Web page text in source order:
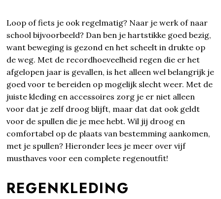
Loop of fiets je ook regelmatig? Naar je werk of naar
school bijvoorbeeld? Dan ben je hartstikke goed bezig,
want beweging is gezond en het scheelt in drukte op
de weg. Met de recordhoeveelheid regen die er het
afgelopen jaar is gevallen, is het alleen wel belangrijk je
goed voor te bereiden op mogelijk slecht weer. Met de
juiste kleding en accessoires zorg je er niet alleen
voor dat je zelf droog blijft, maar dat dat ook geldt
voor de spullen die je mee hebt. Wil jij droog en
comfortabel op de plaats van bestemming aankomen,
met je spullen? Hieronder lees je meer over vijf
musthaves voor een complete regenoutfit!
REGENKLEDING